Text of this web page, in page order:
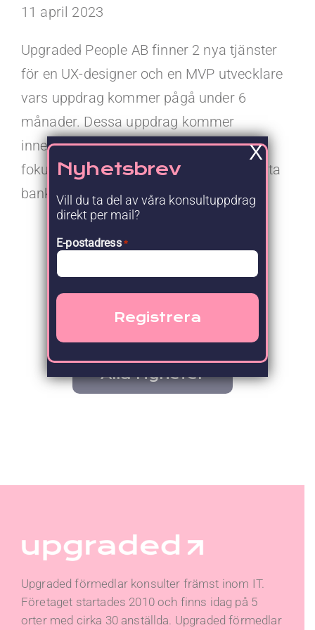
Faq
Portal
11 april 2023
Upgraded People AB finner 2 nya tjänster
för en UX-designer och en MVP utvecklare
vars uppdrag kommer pågå under 6
månader. Dessa uppdrag kommer
innebära att uppnå vardera mål med
fokus inom projektledning hos 2 separata
banker.
Nyhetsrum
Alla Nyheter
Upgraded förmedlar konsulter främst inom IT.
Företaget startades 2010 och finns idag på 5
orter med cirka 30 anställda. Upgraded förmedlar
Nyhetsbrev
Vill du ta del av våra konsultuppdrag
direkt per mail?
E-postadress *
X